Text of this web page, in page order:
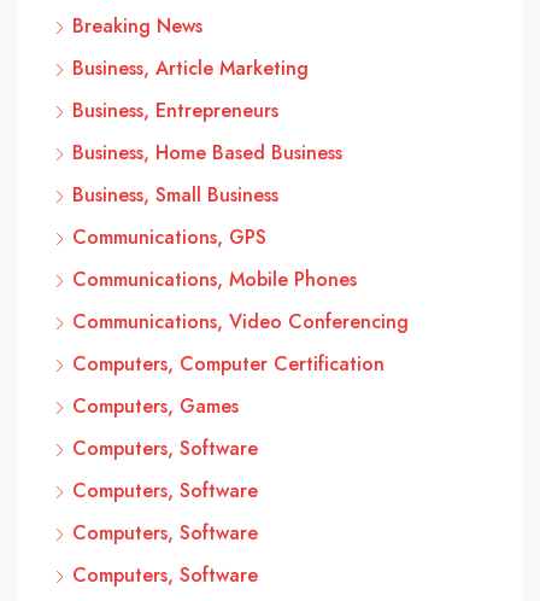
Breaking News
Business, Article Marketing
Business, Entrepreneurs
Business, Home Based Business
Business, Small Business
Communications, GPS
Communications, Mobile Phones
Communications, Video Conferencing
Computers, Computer Certification
Computers, Games
Computers, Software
Computers, Software
Computers, Software
Computers, Software